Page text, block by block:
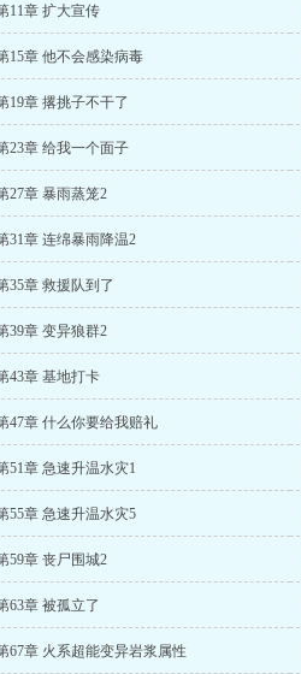
11章 扩大宣传
15章 他不会感染病毒
19章 撂挑子不干了
23章 给我一个面子
27章 暴雨蒸笼2
31章 连绵暴雨降温2
35章 救援队到了
39章 变异狼群2
43章 基地打卡
47章 什么你要给我赔礼
51章 急速升温水灾1
55章 急速升温水灾5
59章 丧尸围城2
63章 被孤立了
67章 火系超能变异岩浆属性